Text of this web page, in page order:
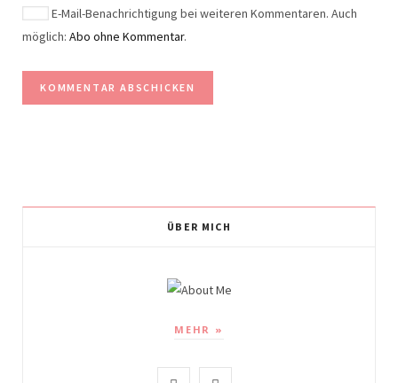
E-Mail-Benachrichtigung bei weiteren Kommentaren. Auch
möglich: Abo ohne Kommentar.
ÜBER MICH
MEHR »